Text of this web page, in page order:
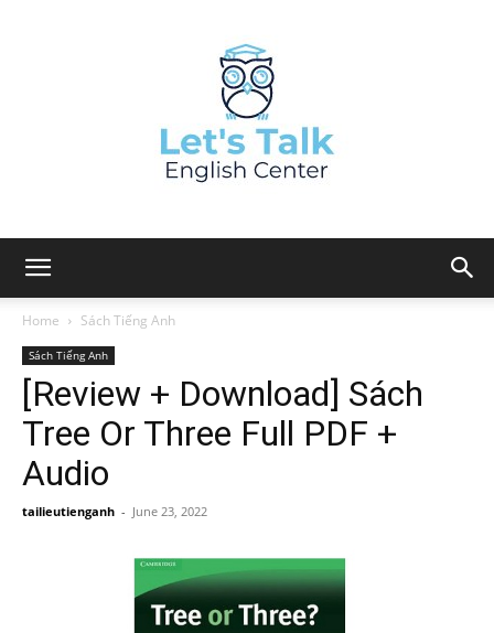
Home Sách Tiếng Anh
Sách Tiếng Anh
[Review + Download] Sách
Tree Or Three Full PDF +
Audio
tailieutienganh - June 23, 2022